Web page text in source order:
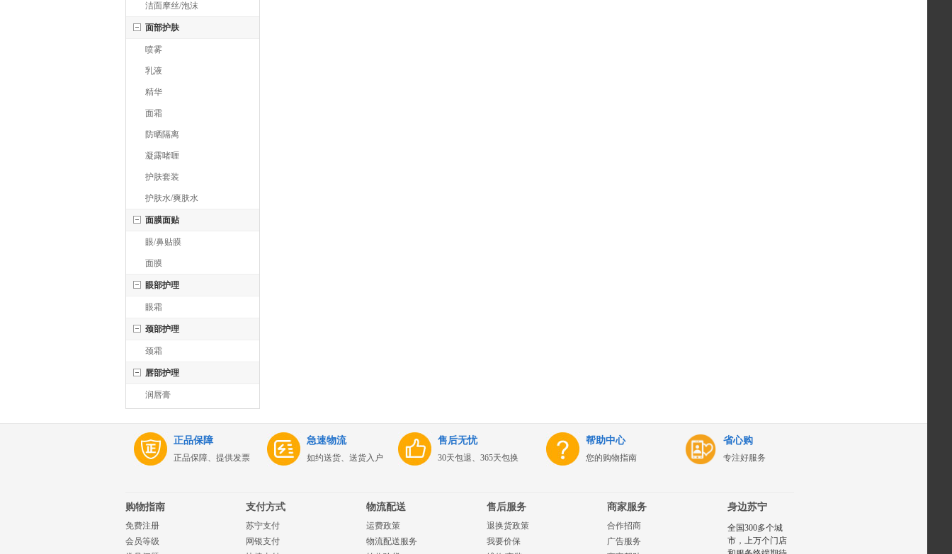
洁面摩丝/泡沫
面部护肤
喷雾
乳液
精华
面霜
防晒隔离
凝露啫喱
护肤套装
护肤水/爽肤水
面膜面贴
眼/鼻贴膜
面膜
眼部护理
眼霜
颈部护理
颈霜
唇部护理
润唇膏
正品保障
正品保障、提供发票
急速物流
如约送货、送货入户
售后无忧
30天包退、365天包换
帮助中心
您的购物指南
省心购
专注好服务
购物指南
免费注册
会员等级
支付方式
苏宁支付
网银支付
物流配送
运费政策
物流配送服务
售后服务
退换货政策
我要价保
商家服务
合作招商
广告服务
身边苏宁
全国300多个城
市，上万个门店